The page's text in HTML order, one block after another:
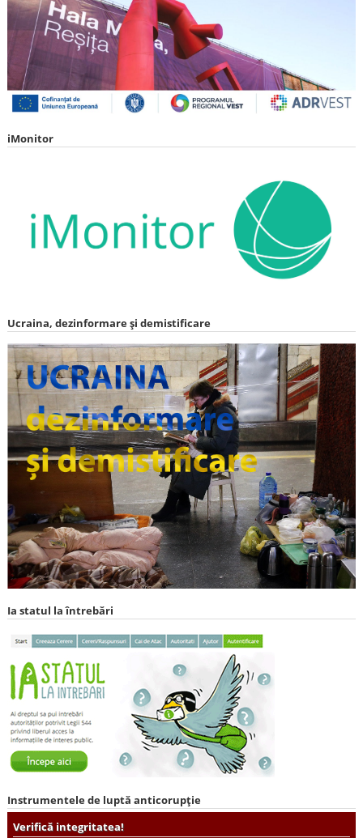
iMonitor
Ucraina, dezinformare și demistificare
Ia statul la întrebări
Instrumentele de luptă anticorupție
Verifică integritatea!